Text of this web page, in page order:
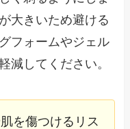
大きいため避ける
フォームやジェル
減してください。
を傷つけるリス